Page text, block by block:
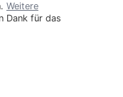
Weitere
Dank für das